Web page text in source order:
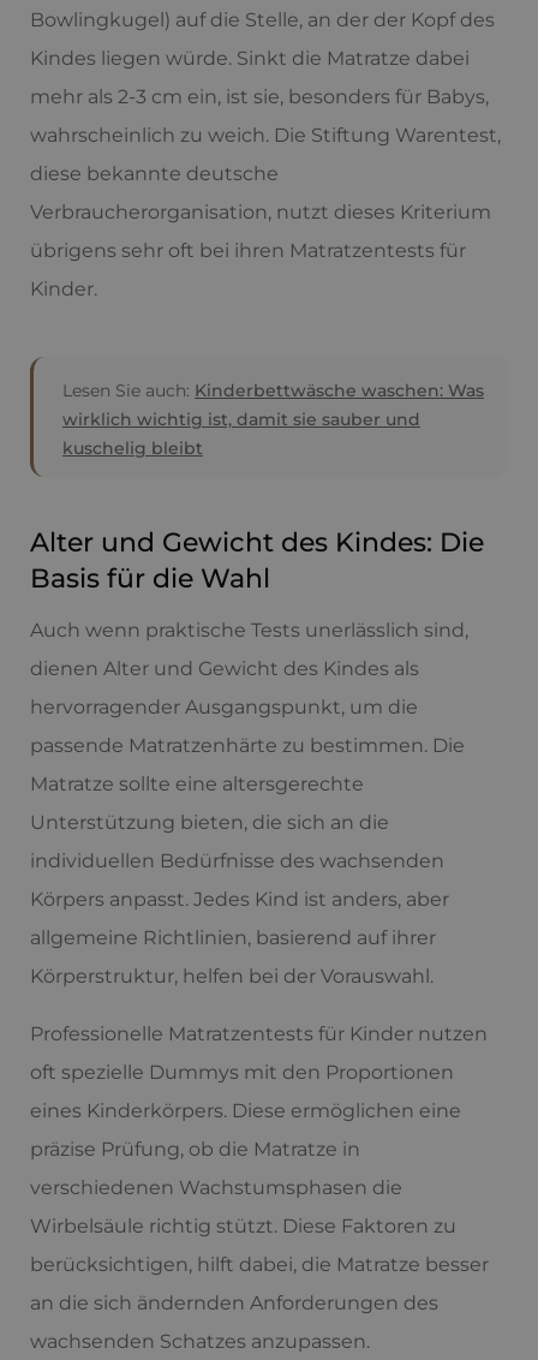
Bowlingkugel) auf die Stelle, an der der Kopf des
Kindes liegen würde. Sinkt die Matratze dabei
mehr als 2-3 cm ein, ist sie, besonders für Babys,
wahrscheinlich zu weich. Die Stiftung Warentest,
diese bekannte deutsche
Verbraucherorganisation, nutzt dieses Kriterium
übrigens sehr oft bei ihren Matratzentests für
Kinder.
Lesen Sie auch: Kinderbettwäsche waschen: Was
wirklich wichtig ist, damit sie sauber und
kuschelig bleibt
Alter und Gewicht des Kindes: Die
Basis für die Wahl
Auch wenn praktische Tests unerlässlich sind,
dienen Alter und Gewicht des Kindes als
hervorragender Ausgangspunkt, um die
passende Matratzenhärte zu bestimmen. Die
Matratze sollte eine altersgerechte
Unterstützung bieten, die sich an die
individuellen Bedürfnisse des wachsenden
Körpers anpasst. Jedes Kind ist anders, aber
allgemeine Richtlinien, basierend auf ihrer
Körperstruktur, helfen bei der Vorauswahl.
Professionelle Matratzentests für Kinder nutzen
oft spezielle Dummys mit den Proportionen
eines Kinderkörpers. Diese ermöglichen eine
präzise Prüfung, ob die Matratze in
verschiedenen Wachstumsphasen die
Wirbelsäule richtig stützt. Diese Faktoren zu
berücksichtigen, hilft dabei, die Matratze besser
an die sich ändernden Anforderungen des
wachsenden Schatzes anzupassen.